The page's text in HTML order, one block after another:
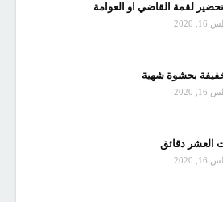
لقمة القاضي او العوامة
2020
بحشوة شهية
2020
العشر دقائق
2020